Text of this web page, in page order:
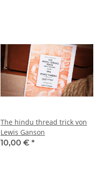
The hindu thread trick von
Lewis Ganson
10,00 € *